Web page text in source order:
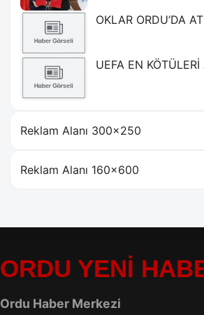
OKLAR ORDU’DA
UEFA EN
Reklam Alanı 300×250
Reklam Alanı 160×600
ORDU YENİ
Ordu Haber Merkezi